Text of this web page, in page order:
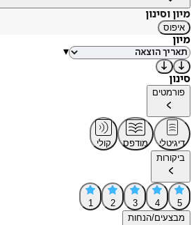
מיון וסינון
איפוס
מיון
▾
סינון
פורמטים
דיגיטלי מודפס
קולי
ביקורות
5
4
3
2
1
מבצעים/הנחות